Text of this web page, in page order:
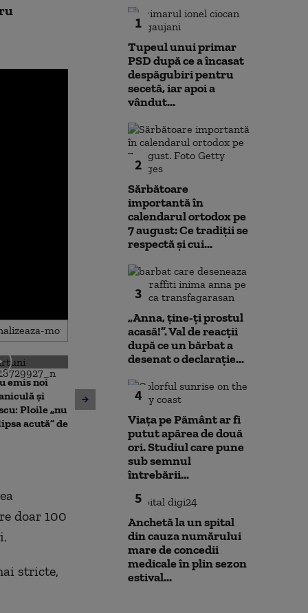
emis noi
și
Ploile „nu
acută” de
Cristian Bușoi, despre criza
energetică: „Populația nu va
fi afectată de limitările de
Noi verificări
Varianta
anchetatori
doar 100
stricte,
1
Tupeul unui primar
PSD după ce a încasat
despăgubiri pentru
secetă, iar apoi a
vândut...
2
Sărbătoare
importantă în
calendarul ortodox pe
7 august: Ce tradiții se
respectă și cui...
3
„Anna, ţine-ţi prostul
acasă!”. Val de reacții
după ce un bărbat a
desenat o declarație...
4
Viața pe Pământ ar fi
putut apărea de două
ori. Studiul care pune
sub semnul
întrebării...
5
Anchetă la un spital
din cauza numărului
mare de concedii
medicale în plin sezon
estival...